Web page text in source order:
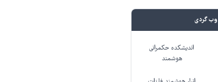
وب گردی
اندیشکده حکمرانی
هوشمند